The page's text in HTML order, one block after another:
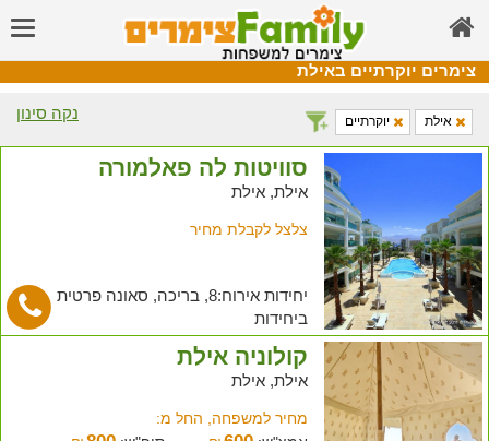
צימרים יוקרתיים באילת
נקה סינון אילת יוקרתיים
סוויטות לה פאלמורה
אילת, אילת
צלצל לקבלת מחיר
יחידות אירוח:8, בריכה, סאונה פרטית
ביחידות
קולוניה אילת
אילת, אילת
מחיר למשפחה, החל מ: